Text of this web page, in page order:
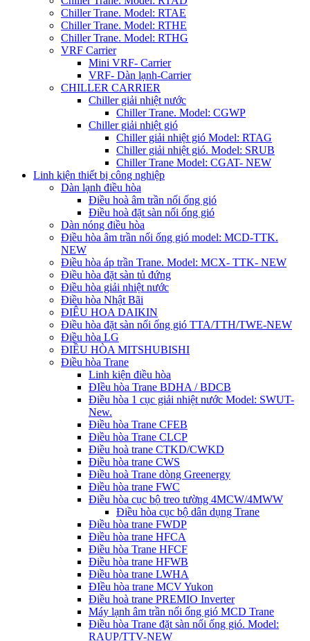
Chiller Trane. Model: RTAE
Chiller Trane. Model: RTHE
Chiller Trane. Model: RTHG
VRF Carrier
Mini VRF- Carrier
VRF- Dàn lạnh-Carrier
CHILLER CARRIER
Chiller giải nhiệt nước
Chiller Trane. Model: CGWP
Chiller giải nhiệt gió
Chiller giải nhiệt gió Model: RTAG
Chiller giải nhiệt gió. Model: SRUB
Chiller Trane Model: CGAT- NEW
Linh kiện thiết bị công nghiệp
Dàn lạnh điều hòa
Điều hoà âm trần nối ống gió
Điều hoà đặt sàn nối ống gió
Dàn nóng điều hòa
Điều hòa âm trần nối ống gió model: MCD-TTK.
NEW
Điều hòa áp trần Trane. Model: MCX- TTK- NEW
Điều hòa đặt sàn tủ đứng
Điều hòa giải nhiệt nước
Điều hòa Nhật Bãi
ĐIÊU HOA DAIKIN
Điều hòa đặt sàn nối ống gió TTA/TTH/TWE-NEW
Điều hòa LG
ĐIỀU HÒA MITSHUBISHI
Điều hòa Trane
Linh kiện điều hòa
ĐIều hòa Trane BDHA / BDCB
Điều hòa 1 cục giải nhiệt nước Model: SWUT-
New.
Điều hòa Trane CFEB
Điều hòa Trane CLCP
Điều hoà trane CTKD/CWKD
Điều hòa trane CWS
Điều hoà Trane dòng Greenergy
Điều hòa trane FWC
Điều hòa cục bộ treo tường 4MCW/4MWW
Điều hòa cục bộ dân dụng Trane
Điều hòa trane FWDP
Điều hòa trane HFCA
Điều hòa Trane HFCF
Điều hòa trane HFWB
Điều hòa trane LWHA
ĐIều hòa trane MCV Yukon
Điều hoà trane PREMIO Inverter
Máy lạnh âm trần nối ống gió MCD Trane
Điều hòa Trane đặt sàn nối ống gió. Model:
RAUP/TTV-NEW